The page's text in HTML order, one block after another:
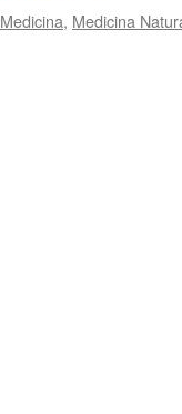
Medicina, Medicina